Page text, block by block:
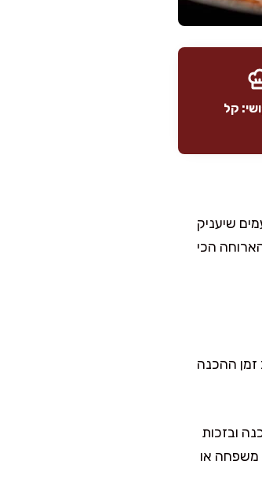
קל
שיעניק
הכי
ההכנה
ובזכות
משפחה או